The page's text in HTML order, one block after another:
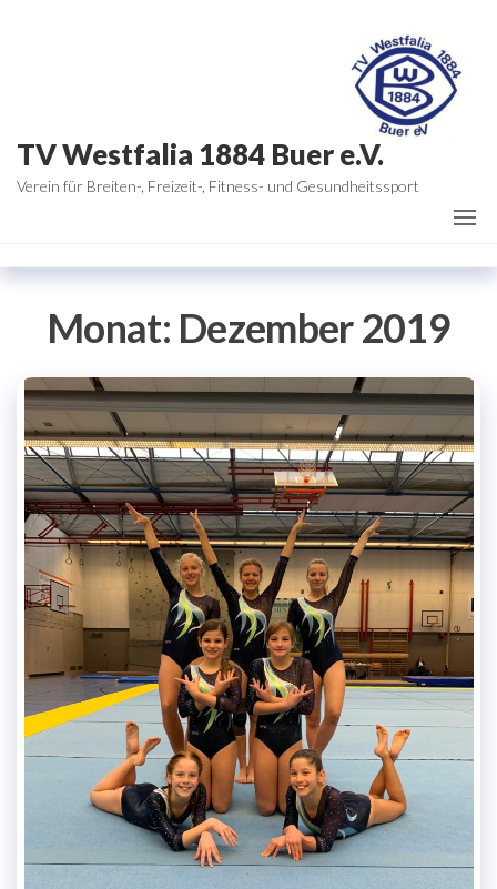
TV Westfalia 1884 Buer e.V.
Verein für Breiten-, Freizeit-, Fitness- und Gesundheitssport
Monat: Dezember 2019